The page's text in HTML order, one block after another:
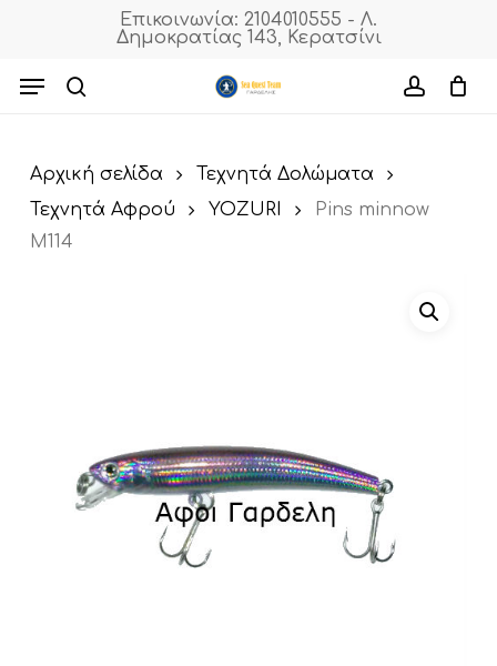
content
Επικοινωνία: 2104010555 - Λ.
Δημοκρατίας 143, Κερατσίνι
Menu
Cart
Αρχική σελίδα
Τεχνητά Δολώματα
Τεχνητά Αφρού
YOZURI
Pins minnow
M114